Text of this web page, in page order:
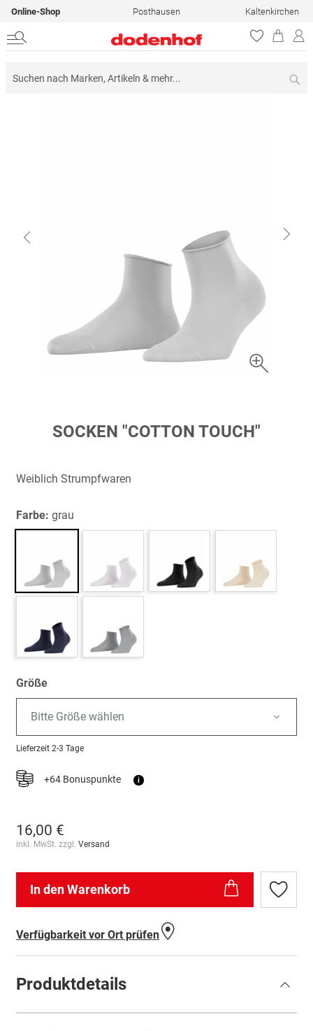
Online-Shop Posthausen Kaltenkirchen
springen
SOCKEN "COTTON TOUCH"
Weiblich Strumpfwaren
Farbe: grau
Größe
Bitte Größe wählen
Lieferzeit 2-3 Tage
+64 Bonuspunkte i
16,00 €
inkl. MwSt. zzgl. Versand
In den Warenkorb
Zur
Verfügbarkeit vor Ort prüfen
Produktdetails